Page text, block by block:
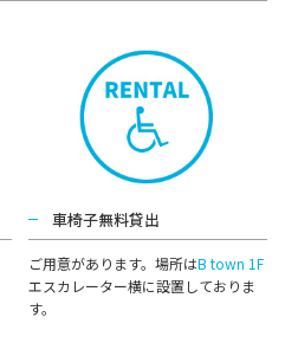
車椅子無料貸出
ご用意があります。場所はB town 1F
エスカレーター横に設置しておりま
す。